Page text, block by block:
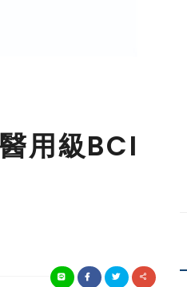
用級BCI